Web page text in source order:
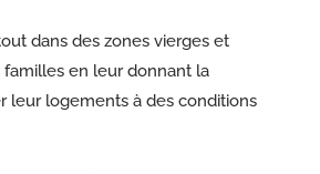
dans des zones vierges et
en leur donnant la
leur logements à des conditions